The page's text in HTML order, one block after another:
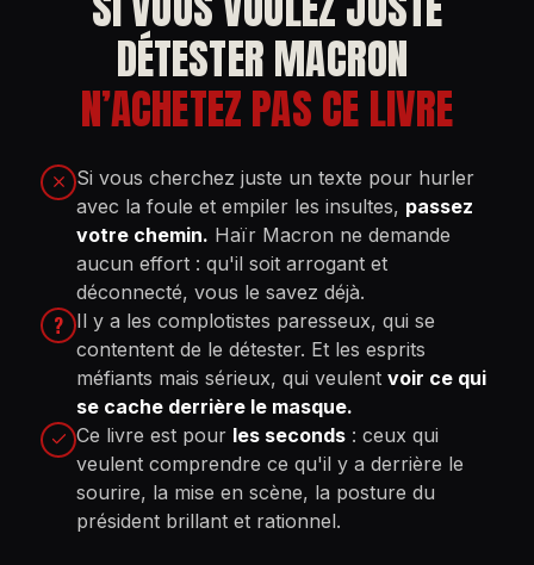
DÉTESTER MACRON
N’ACHETEZ PAS CE LIVRE
Si vous cherchez juste un texte pour hurler
avec la foule et empiler les insultes, passez
votre chemin. Haïr Macron ne demande
aucun effort : qu'il soit arrogant et
déconnecté, vous le savez déjà.
? Il y a les complotistes paresseux, qui se
contentent de le détester. Et les esprits
méfiants mais sérieux, qui veulent voir ce qui
se cache derrière le masque.
Ce livre est pour les seconds : ceux qui
veulent comprendre ce qu'il y a derrière le
sourire, la mise en scène, la posture du
président brillant et rationnel.